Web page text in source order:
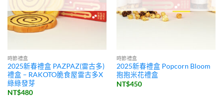
時節禮盒
2025新春禮盒 PAZPAZ(雷古多)
禮盒 – RAKOTO脆食屋雷古多X
綠綠發芽
NT$480
時節禮盒
2025新春禮盒 Popcorn Bloom
抱抱米花禮盒
NT$450